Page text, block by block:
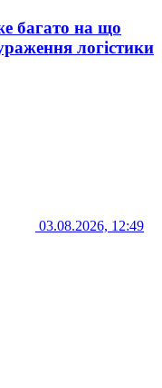
багато на що
логістики
03.08.2026, 12:49